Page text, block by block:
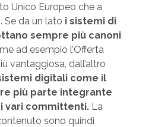
Unico Europeo che a
Se da un lato i sistemi di
sempre più canoni
ad esempio l’Offerta
vantaggiosa, dall’altro
digitali come il
più parte integrante
vari committenti.La
sono quindi